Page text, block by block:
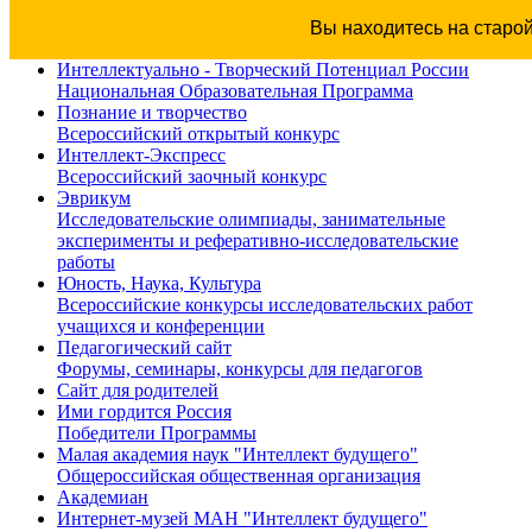
Вы находитесь на
Интеллектуально - Творческий Потенциал России
Национальная Образовательная Программа
Познание и творчество
Всероссийский открытый конкурс
Интеллект-Экспресс
Всероссийский заочный конкурс
Эврикум
Исследовательские олимпиады, занимательные
эксперименты и реферативно-исследовательские
работы
Юность, Наука, Культура
Всероссийские конкурсы исследовательских работ
учащихся и конференции
Педагогический сайт
Форумы, семинары, конкурсы для педагогов
Сайт для родителей
Ими гордится Россия
Победители Программы
Малая академия наук "Интеллект будущего"
Общероссийская общественная организация
Академиан
Интернет-музей МАН "Интеллект будущего"